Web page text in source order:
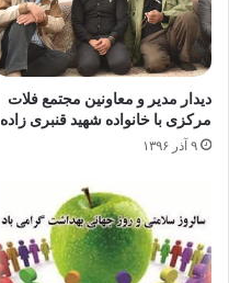
دیدار مدیر و معاونین مجتمع فلات
مرکزی با خانواده شهید قنبری زاده
۹ آذر ۱۳۹۶